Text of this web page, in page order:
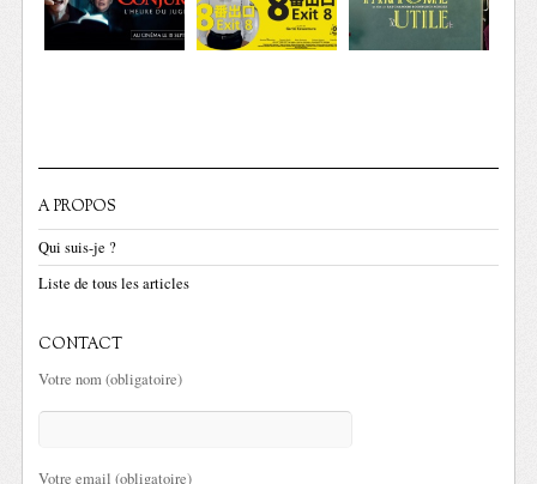
A PROPOS
Qui suis-je ?
Liste de tous les articles
CONTACT
Votre nom (obligatoire)
Votre email (obligatoire)